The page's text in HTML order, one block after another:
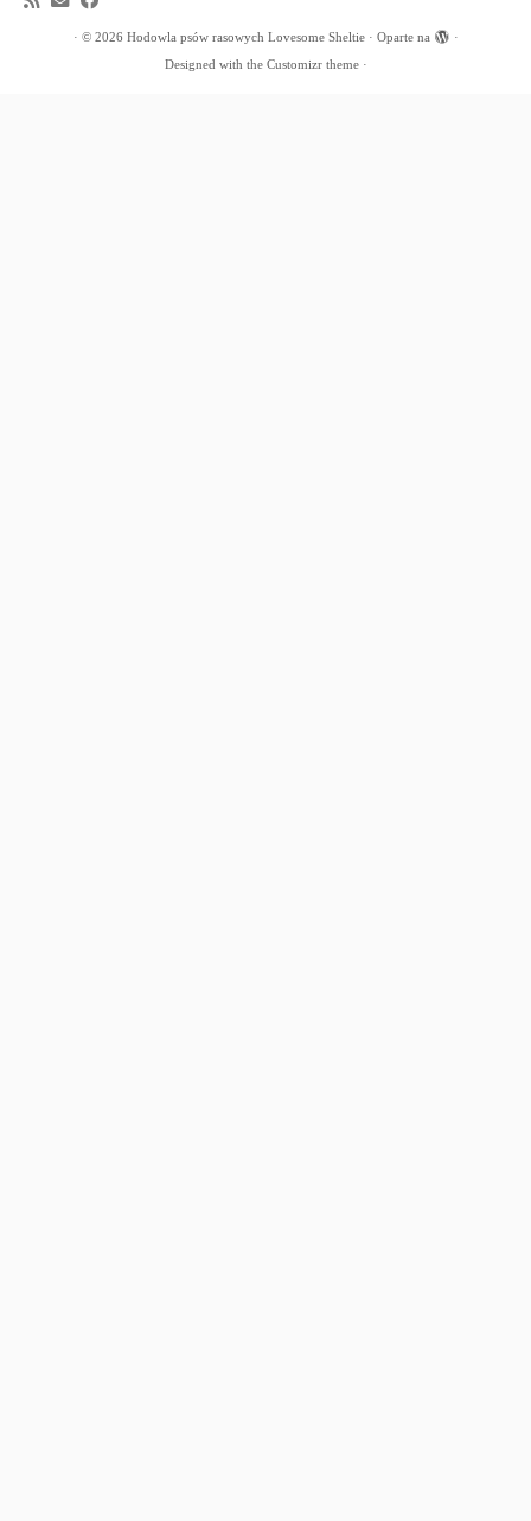
· © 2026 Hodowla psów rasowych Lovesome Sheltie· Oparte na
·
Designed with the Customizr theme·